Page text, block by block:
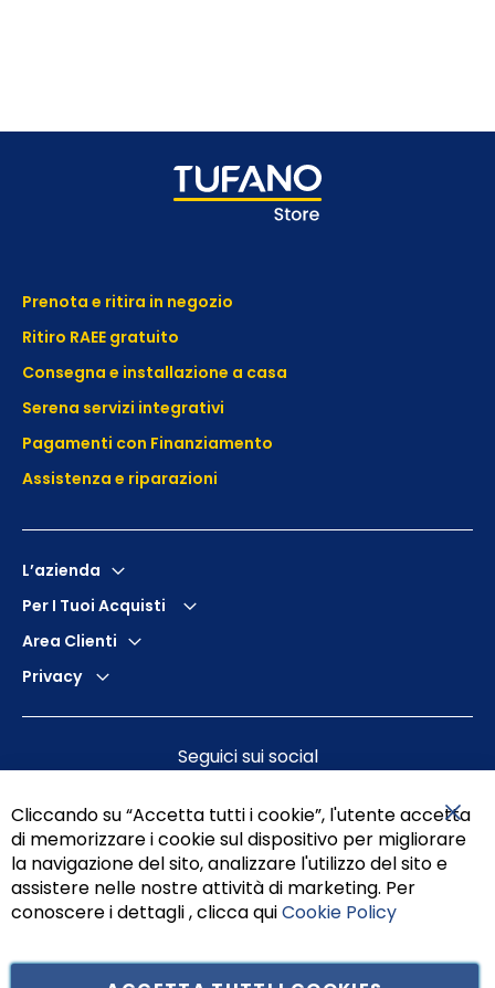
Prenota e ritira in negozio
Ritiro RAEE gratuito
Consegna e installazione a casa
Serena servizi integrativi
Pagamenti con Finanziamento
Assistenza e riparazioni
L’azienda
Per I Tuoi Acquisti
Area Clienti
Privacy
Seguici sui social
Cliccando su “Accetta tutti i cookie”, l'utente accetta
di memorizzare i cookie sul dispositivo per migliorare
la navigazione del sito, analizzare l'utilizzo del sito e
assistere nelle nostre attività di marketing. Per
conoscere i dettagli , clicca quiCookie Policy